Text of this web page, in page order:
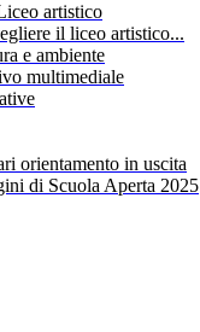
artistico
il liceo artistico...
e ambiente
multimediale
orientamento in uscita
di Scuola Aperta 2025